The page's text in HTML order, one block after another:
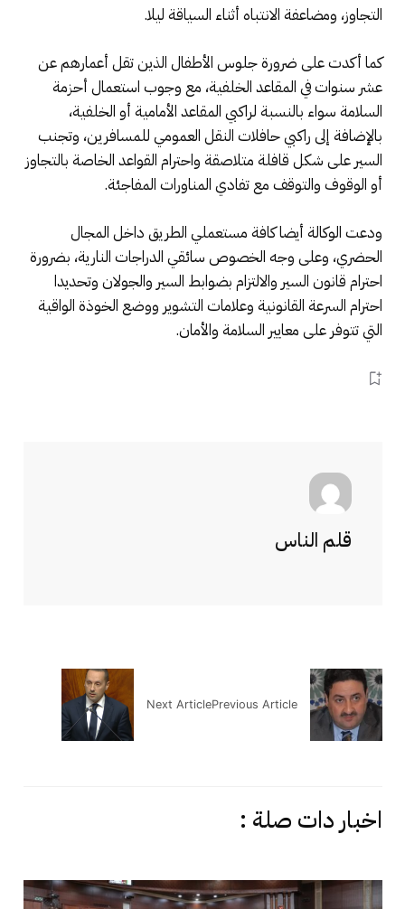
التجاوز، ومضاعفة الانتباه أثناء السياقة ليلا.
كما أكدت على ضرورة جلوس الأطفال الذين تقل أعمارهم عن
عشر سنوات في المقاعد الخلفية، مع وجوب استعمال أحزمة
السلامة سواء بالنسبة لراكبي المقاعد الأمامية أو الخلفية،
بالإضافة إلى راكبي حافلات النقل العمومي للمسافرين، وتجنب
السير على شكل قافلة متلاصقة واحترام القواعد الخاصة بالتجاوز
أو الوقوف والتوقف مع تفادي المناورات المفاجئة.
ودعت الوكالة أيضا كافة مستعملي الطريق داخل المجال
الحضري، وعلى وجه الخصوص سائقي الدراجات النارية، بضرورة
احترام قانون السير والالتزام بضوابط السير والجولان وتحديدا
احترام السرعة القانونية وعلامات التشوير ووضع الخوذة الواقية
التي تتوفر على معايير السلامة والأمان.
قلم الناس
Previous Article
Next Article
اخبار دات صلة :